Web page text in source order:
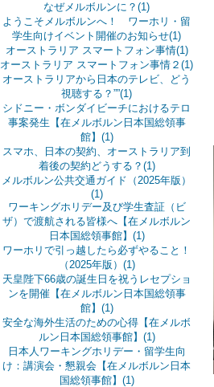
なぜメルボルンに？(1)
ようこそメルボルンへ！ ワーホリ・留
学生向けイベント開催のお知らせ(1)
オーストラリア スマートフォン事情(1)
オーストラリア スマートフォン事情２(1)
オーストラリアから日本のテレビ、どう
視聴する？””(1)
シドニー・ボンダイビーチにおけるテロ
事案発生【在メルボルン日本国総領事
館】(1)
スマホ、日本の契約、オーストラリア到
着後の契約どうする？(1)
メルボルン公共交通ガイド（2025年版）
(1)
ワーキングホリデー及び学生査証（ビ
ザ）で渡航される皆様へ【在メルボルン
日本国総領事館】(1)
ワーホリで引っ越したら必ずやること！
（2025年版）(1)
天皇陛下66歳の誕生日を祝うレセプショ
ンを開催【在メルボルン日本国総領事
館】(1)
安全な海外生活のための心得【在メルボ
ルン日本国総領事館】(1)
日本人ワーキングホリデー・留学生向
け：講演会・懇親会【在メルボルン日本
国総領事館】(1)